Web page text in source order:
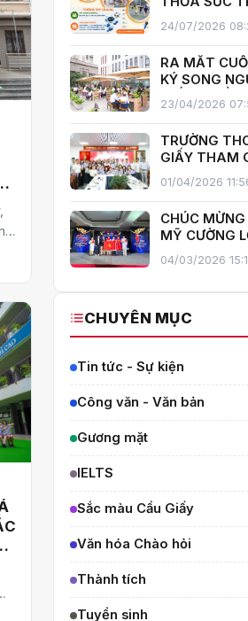
NGHIỆM
LẠC BỘ HÈ
TRƯỜNG
GIẤY!
24/07/2026
RA MẮT
KÝ SONG
GIẤY – MIỀN
HOA”,
THƯ VIỆN
VĂN HOÁ
23/04/2026
TRƯỜNG
GIẤY THAM
THI GIÁO
CẤP TRUNG
PHƯỜNG
01/04/2026
CHÚC
MỸ CƯỜNG
TỎA SÁNG
LAN – MANG
04/03/2026
CHUYÊN MỤC
Tin tức - Sự kiện
Công văn - Văn bản
Gương mặt
IELTS
Sắc màu Cầu Giấy
Văn hóa Chào hỏi
Thành tích
Tuyển sinh